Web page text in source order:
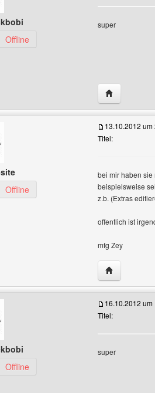
Benutzer-Profile anzeigen
Offline
super
Website
site Benutzer-Profile anzeigen
Offline
13.10.2012 um
Titel:
bei mir haben
beispielsweise
z.b. (Extras
offentlich ist
mfg Zey
Website
Benutzer-Profile anzeigen
Offline
16.10.2012 um
Titel:
super